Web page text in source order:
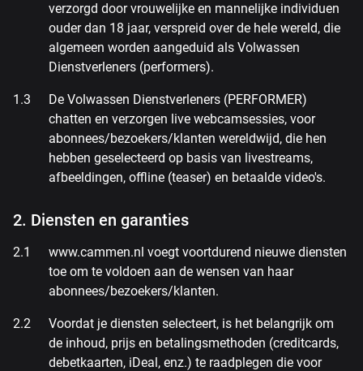
verzorgd door vrouwelijke en mannelijke individuen
ouder dan 18 jaar, verspreid over de hele wereld, die
algemeen worden aangeduid als Volwassen
Dienstverleners (performers).
De Volwassen Dienstverleners (PERFORMER)
chatten en verzorgen live webcamsessies, voor
abonnees/bezoekers/klanten wereldwijd, die hen
hebben geselecteerd op basis van livestreams,
afbeeldingen, offline (teaser) en betaalde video's.
2. Diensten en garanties
www.cammen.nl voegt voortdurend nieuwe diensten
toe om te voldoen aan de wensen van haar
abonnees/bezoekers/klanten.
Voordat je diensten selecteert, is het belangrijk om
de inhoud, prijs en betalingsmethoden (creditcards,
debetkaarten, iDeal, enz.) te raadplegen die voor